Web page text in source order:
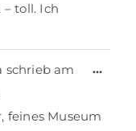
toll. Ich
schrieb am
feines Museum
…